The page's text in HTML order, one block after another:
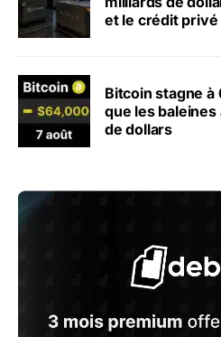
et le crédit privé
Bitcoin stagne
que les
de dollars